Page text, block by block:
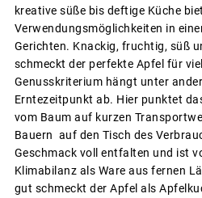
kreative süße bis deftige Küche
Verwendungsmöglichkeiten in
Gerichten. Knackig, fruchtig, süß
schmeckt der perfekte Apfel für
Genusskriterium hängt unter
Erntezeitpunkt ab. Hier punktet
vom Baum auf kurzen
Bauern auf den Tisch des
Geschmack voll entfalten und ist
Klimabilanz als Ware aus fernen
gut schmeckt der Apfel als